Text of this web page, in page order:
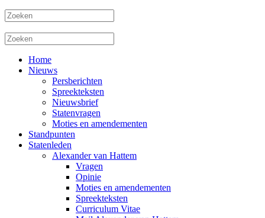
Home
Nieuws
Persberichten
Spreekteksten
Nieuwsbrief
Statenvragen
Moties en amendementen
Standpunten
Statenleden
Alexander van Hattem
Vragen
Opinie
Moties en amendementen
Spreekteksten
Curriculum Vitae